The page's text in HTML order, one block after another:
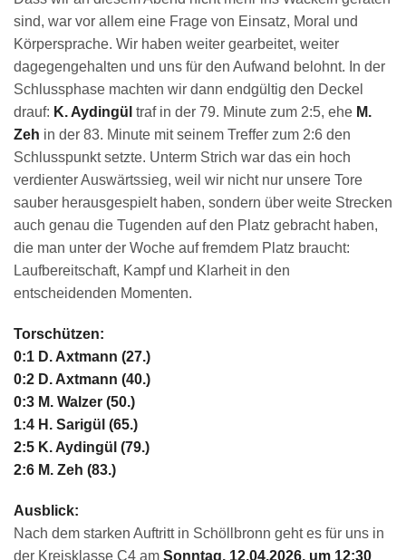
sind, war vor allem eine Frage von Einsatz, Moral und
Körpersprache. Wir haben weiter gearbeitet, weiter
dagegengehalten und uns für den Aufwand belohnt. In der
Schlussphase machten wir dann endgültig den Deckel
drauf: K. Aydingül traf in der 79. Minute zum 2:5, ehe M.
Zeh in der 83. Minute mit seinem Treffer zum 2:6 den
Schlusspunkt setzte. Unterm Strich war das ein hoch
verdienter Auswärtssieg, weil wir nicht nur unsere Tore
sauber herausgespielt haben, sondern über weite Strecken
auch genau die Tugenden auf den Platz gebracht haben,
die man unter der Woche auf fremdem Platz braucht:
Laufbereitschaft, Kampf und Klarheit in den
entscheidenden Momenten.
Torschützen:
0:1 D. Axtmann (27.)
0:2 D. Axtmann (40.)
0:3 M. Walzer (50.)
1:4 H. Sarigül (65.)
2:5 K. Aydingül (79.)
2:6 M. Zeh (83.)
Ausblick:
Nach dem starken Auftritt in Schöllbronn geht es für uns in
der Kreisklasse C4 am Sonntag, 12.04.2026, um 12:30